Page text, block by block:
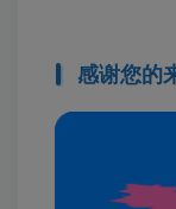
感谢您的